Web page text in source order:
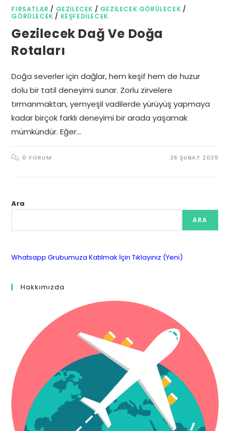
FIRSATLAR / GEZILECEK / GEZILECEK GÖRÜLECEK /
GÖRÜLECEK / KEŞFEDILECEK
Gezilecek Dağ Ve Doğa
Rotaları
Doğa severler için dağlar, hem keşif hem de huzur
dolu bir tatil deneyimi sunar. Zorlu zirvelere
tırmanmaktan, yemyeşil vadilerde yürüyüş yapmaya
kadar birçok farklı deneyimi bir arada yaşamak
mümkündür. Eğer…
0 YORUM 26 ŞUBAT 2025
Ara
ARA
Whatsapp Grubumuza Katılmak İçin Tıklayınız (Yeni)
Hakkımızda